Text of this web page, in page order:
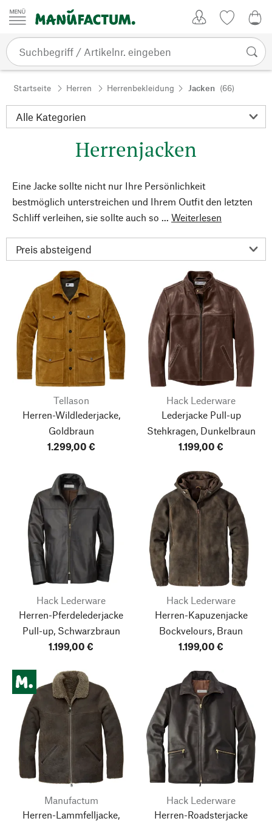
Zum Inhalt springen
Startseite Herren Herrenbekleidung Jacken (66)
Herrenjacken
Eine Jacke sollte nicht nur Ihre Persönlichkeit
bestmöglich unterstreichen und Ihrem Outfit den letzten
Schliff verleihen, sie sollte auch so ... Weiterlesen
Tellason
Herren-Wildlederjacke,
Goldbraun
1.299,00 €
Hack Lederware
Lederjacke Pull-up
Stehkragen, Dunkelbraun
1.199,00 €
Hack Lederware
Herren-Pferdelederjacke
Pull-up, Schwarzbraun
1.199,00 €
Hack Lederware
Herren-Kapuzenjacke
Bockvelours, Braun
1.199,00 €
Manufactum
Herren-Lammfelljacke,
Hack Lederware
Herren-Roadsterjacke